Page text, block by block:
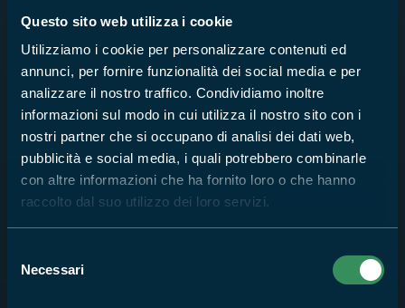
Questo sito web utilizza i cookie
Utilizziamo i cookie per personalizzare contenuti ed
annunci, per fornire funzionalità dei social media e per
analizzare il nostro traffico. Condividiamo inoltre
informazioni sul modo in cui utilizza il nostro sito con i
nostri partner che si occupano di analisi dei dati web,
pubblicità e social media, i quali potrebbero combinarle
con altre informazioni che ha fornito loro o che hanno
raccolto dal suo utilizzo dei loro servizi.
delNecessari
Giornata Nazionale degli Alberi